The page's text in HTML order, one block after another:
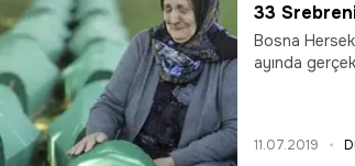
33
Bosna Hersek'in Srebrenitsa şehrinde 1995
ayında gerçekleştirilen
11.07.2019